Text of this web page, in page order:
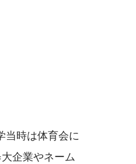
当時は体育会に
企業やネーム